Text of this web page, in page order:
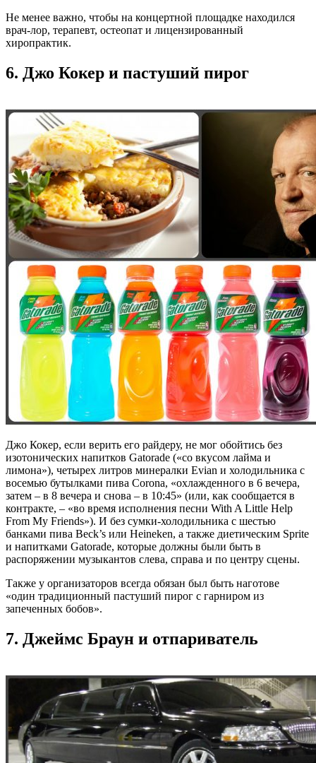
Не менее важно, чтобы на концертной площадке находился
врач-лор, терапевт, остеопат и лицензированный
хиропрактик.
6. Джо Кокер и пастуший пирог
Джо Кокер, если верить его райдеру, не мог обойтись без
изотонических напитков Gatorade («со вкусом лайма и
лимона»), четырех литров минералки Evian и холодильника с
восемью бутылками пива Corona, «охлажденного в 6 вечера,
затем ‒ в 8 вечера и снова ‒ в 10:45» (или, как сообщается в
контракте, ‒ «во время исполнения песни With A Little Help
From My Friends»). И без сумки-холодильника с шестью
банками пива Beck’s или Heineken, а также диетическим Sprite
и напитками Gatorade, которые должны были быть в
распоряжении музыкантов слева, справа и по центру сцены.
Также у организаторов всегда обязан был быть наготове
«один традиционный пастуший пирог с гарниром из
запеченных бобов».
7. Джеймс Браун и отпариватель